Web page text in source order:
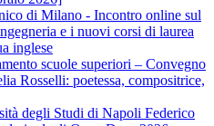
di Milano - Incontro online sul
e i nuovi corsi di laurea
inglese
scuole superiori – Convegno
Rosselli: poetessa, compositrice,
degli Studi di Napoli Federico